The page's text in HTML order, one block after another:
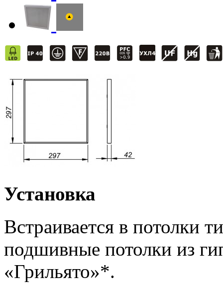
Установка
Встраивается в потолки
подшивные потолки из
«Грильято»*.